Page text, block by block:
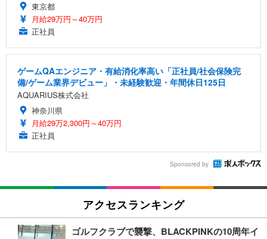
東京都
月給29万円～40万円
正社員
ゲームQAエンジニア・有給消化率高い「正社員/社会保険完
備/ゲーム業界デビュー」・未経験歓迎・年間休日125日
AQUARIUS株式会社
神奈川県
月給29万2,300円～40万円
正社員
Sponsored by
アクセスランキング
ゴルフクラブで襲撃、BLACKPINKの10周年イ